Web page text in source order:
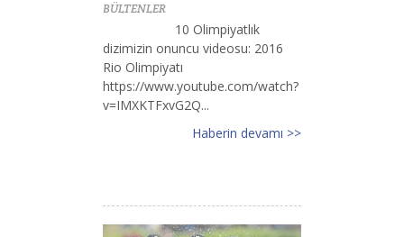
BÜLTENLER
10 Olimpiyatlık
dizimizin onuncu videosu: 2016
Rio Olimpiyatı
https://www.youtube.com/watch?
v=IMXKTFxvG2Q...
Haberin devamı >>